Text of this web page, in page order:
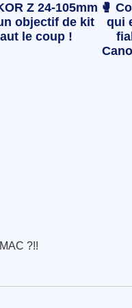
Z 24-105mm
objectif de kit
le coup !
🥊
qui
?!!